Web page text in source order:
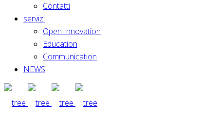
Contatti
servizi
Open Innovation
Education
Communication
NEWS